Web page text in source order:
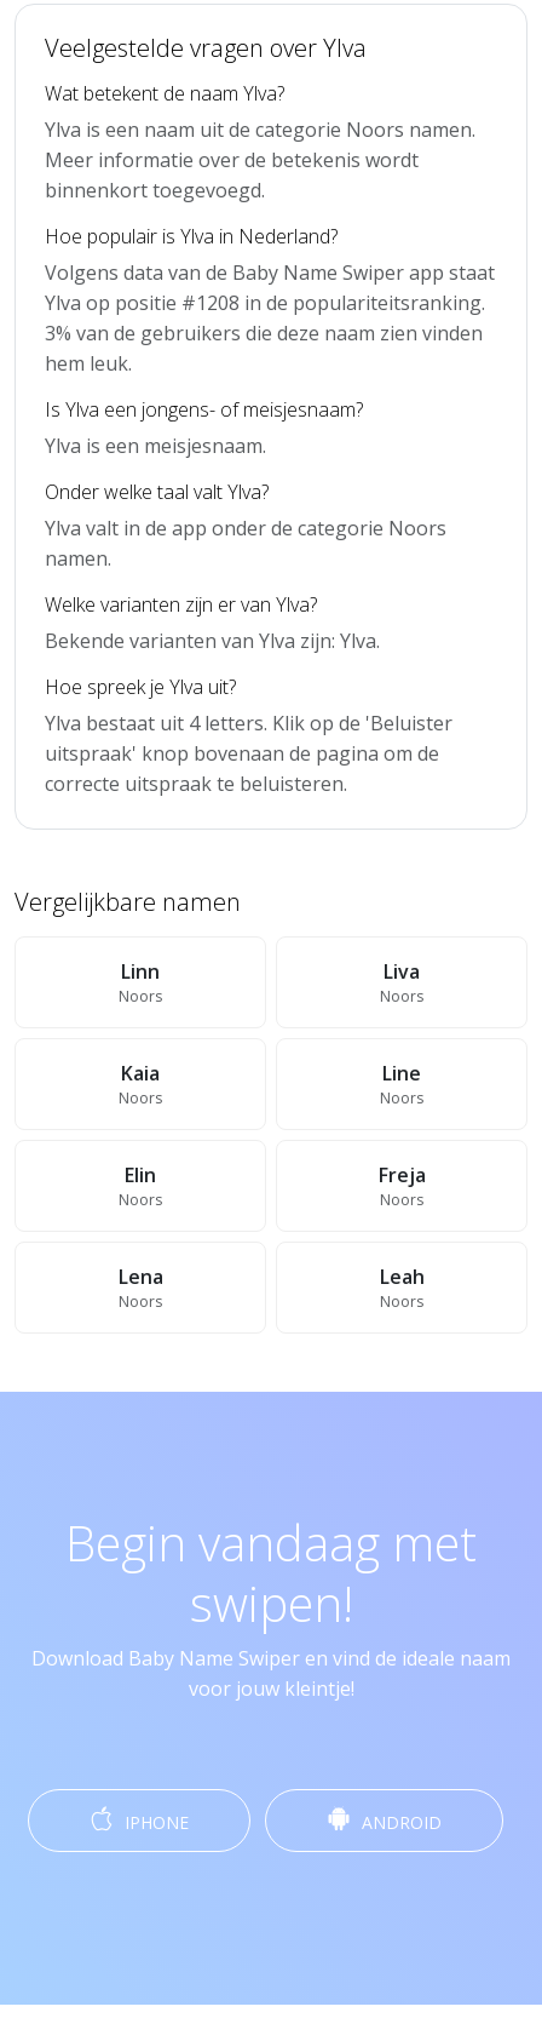
Veelgestelde vragen over Ylva
Wat betekent de naam Ylva?
Ylva is een naam uit de categorie Noors namen.
Meer informatie over de betekenis wordt
binnenkort toegevoegd.
Hoe populair is Ylva in Nederland?
Volgens data van de Baby Name Swiper app staat
Ylva op positie #1208 in de populariteitsranking.
3% van de gebruikers die deze naam zien vinden
hem leuk.
Is Ylva een jongens- of meisjesnaam?
Ylva is een meisjesnaam.
Onder welke taal valt Ylva?
Ylva valt in de app onder de categorie Noors
namen.
Welke varianten zijn er van Ylva?
Bekende varianten van Ylva zijn: Ylva.
Hoe spreek je Ylva uit?
Ylva bestaat uit 4 letters. Klik op de 'Beluister
uitspraak' knop bovenaan de pagina om de
correcte uitspraak te beluisteren.
Vergelijkbare namen
Linn
Noors
Liva
Noors
Kaia
Noors
Line
Noors
Elin
Noors
Freja
Noors
Lena
Noors
Leah
Noors
Begin vandaag met
swipen!
Download Baby Name Swiper en vind de ideale naam
voor jouw kleintje!
IPHONE ANDROID